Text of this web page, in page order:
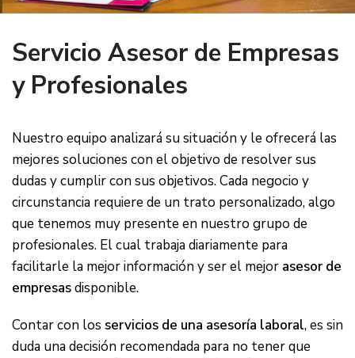
Servicio Asesor de Empresas
y Profesionales
Nuestro equipo analizará su situación y le ofrecerá las
mejores soluciones con el objetivo de resolver sus
dudas y cumplir con sus objetivos. Cada negocio y
circunstancia requiere de un trato personalizado, algo
que tenemos muy presente en nuestro grupo de
profesionales. El cual trabaja diariamente para
facilitarle la mejor información y ser el mejor asesor de
empresasdisponible.
Contar con los servicios de una asesoría laboral, es sin
duda una decisión recomendada para no tener que